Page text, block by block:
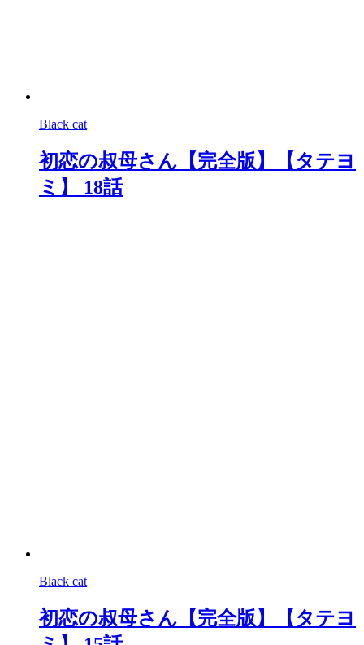
Black cat
初恋の叔母さん【完全版】【タテヨ
ミ】 18話
Black cat
初恋の叔母さん【完全版】【タテヨ